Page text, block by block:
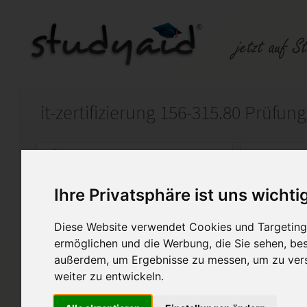
Ihre Privatsphäre ist uns
Diese Website verwendet Cookies und
ermöglichen und die Werbung, die Sie sehen,
außerdem, um Ergebnisse zu messen, um zu
weiter zu entwickeln.
Auf StudyAid.de verkaufen
Startseite Sprachen
it-pruefungen erfahrungen 156-315.80
Die Prüfungsfragen und
315.80 Prüfungsunterlagen
Expert - R80) aus